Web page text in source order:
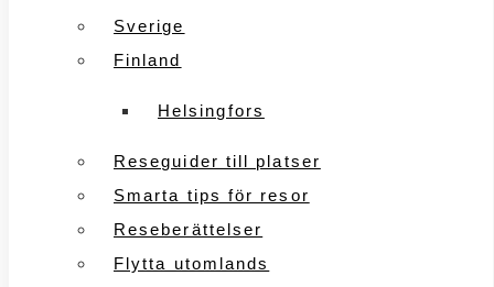
Sverige
Finland
Helsingfors
Reseguider till platser
Smarta tips för resor
Reseberättelser
Flytta utomlands